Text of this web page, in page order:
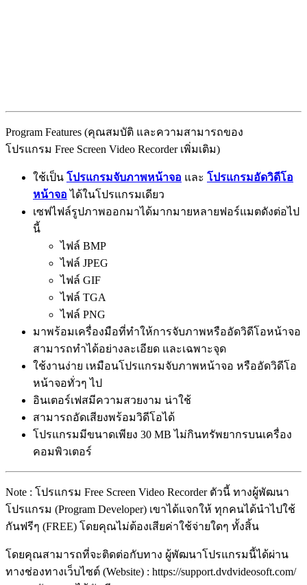
Program Features (คุณสมบัติ และความสามารถของ
โปรแกรม Free Screen Video Recorder เพิ่มเติม)
ใช้เป็น โปรแกรมจับภาพหน้าจอ และ โปรแกรมอัดวิดีโอ
หน้าจอ ได้ในโปรแกรมเดียว
เซฟไฟล์รูปภาพออกมาได้มากมายหลายฟอร์แมตดังต่อไป
นี้
ไฟล์ BMP
ไฟล์ JPEG
ไฟล์ GIF
ไฟล์ TGA
ไฟล์ PNG
มาพร้อมเครื่องมือที่ทำให้การจับภาพหรืออัดวิดีโอหน้าจอ
สามารถทำได้อย่างละเอียด และเฉพาะจุด
ใช้งานง่าย เหมือนโปรแกรมจับภาพหน้าจอ หรืออัดวิดีโอ
หน้าจอทั่วๆ ไป
อินเตอร์เฟสมีความสวยงาม น่าใช้
สามารถอัดเสียงพร้อมวิดีโอได้
โปรแกรมมีขนาดเพียง 30 MB ไม่กินทรัพยากรบนเครื่อง
คอมพิวเตอร์
Note : โปรแกรม Free Screen Video Recorder ตัวนี้ ทางผู้พัฒนา
โปรแกรม (Program Developer) เขาได้แจกให้ ทุกคนได้นำไปใช้
กันฟรีๆ (FREE) โดยคุณไม่ต้องเสียค่าใช้จ่ายใดๆ ทั้งสิ้น
โดยคุณสามารถที่จะติดต่อกับทาง ผู้พัฒนาโปรแกรมนี้ได้ผ่าน
ทางช่องทางเว็บไซต์ (Website) : https://support.dvdvideosoft.com/